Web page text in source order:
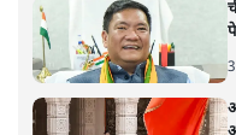
तक: आओ
करें!
विश्लेषण अरुण कुमार त्रिपाठी|